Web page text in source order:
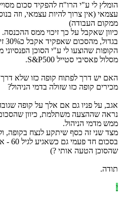
הומלץ לי ע"י הרו"ח להפקיד סכום
עצמאי (אין צרוך להיות עצמאי, וזה
ממקום העבודה)
כיוון שאקבל על כך זיכוי ממס ההכנסה.
בגדול, מהסכום שאפקיד אקבל כ30% זיכוי במס.
מסלול פאסיבי סטייל S&P500.
האם יש דרך לפתוח קופה כזו שלא
מכירים קופה כזו שזולה בדמי הניהול?
נראה שההצעה משתלמת, כיוון
ממש מדמי הניהול.
מצד שני זה כסף שיתקע לנצח בקופה,
שהסוכן הטעה אותי ?)
תודה.
י